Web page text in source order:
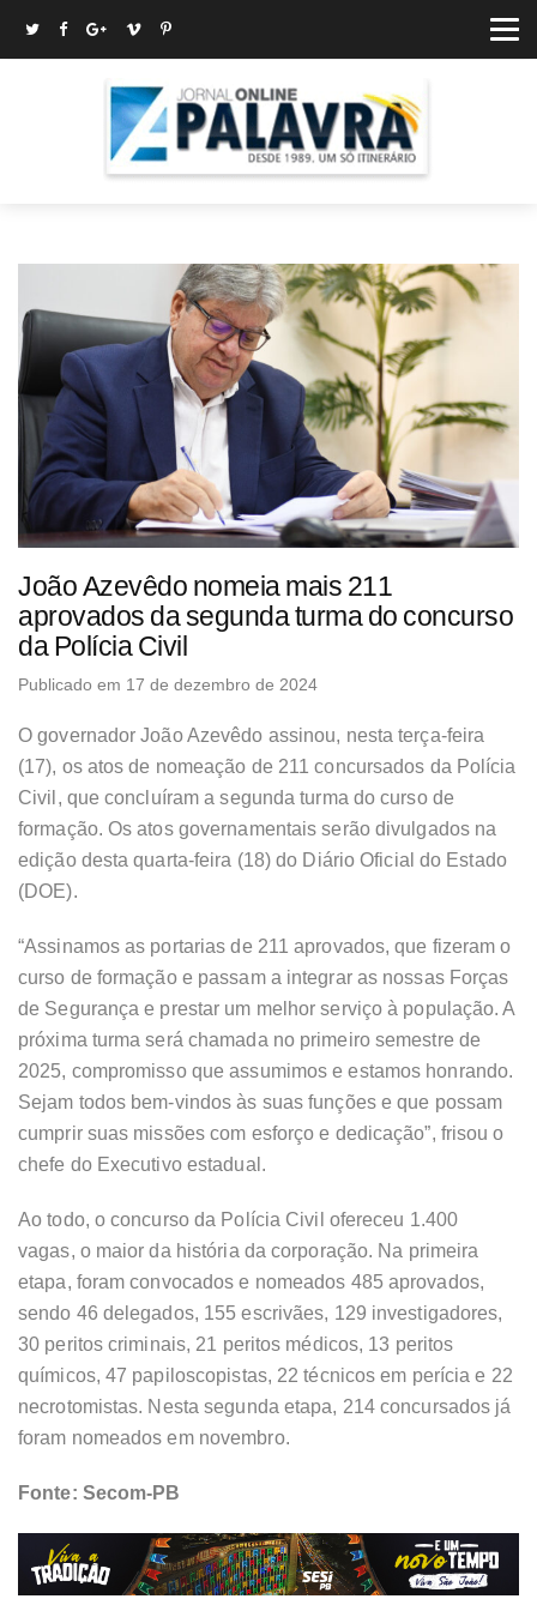
João Azevêdo nomeia mais 211
aprovados da segunda turma do concurso
da Polícia Civil
Publicado em 17 de dezembro de 2024
O governador João Azevêdo assinou, nesta terça-feira
(17), os atos de nomeação de 211 concursados da Polícia
Civil, que concluíram a segunda turma do curso de
formação. Os atos governamentais serão divulgados na
edição desta quarta-feira (18) do Diário Oficial do Estado
(DOE).
“Assinamos as portarias de 211 aprovados, que fizeram o
curso de formação e passam a integrar as nossas Forças
de Segurança e prestar um melhor serviço à população. A
próxima turma será chamada no primeiro semestre de
2025, compromisso que assumimos e estamos honrando.
Sejam todos bem-vindos às suas funções e que possam
cumprir suas missões com esforço e dedicação”, frisou o
chefe do Executivo estadual.
Ao todo, o concurso da Polícia Civil ofereceu 1.400
vagas, o maior da história da corporação. Na primeira
etapa, foram convocados e nomeados 485 aprovados,
sendo 46 delegados, 155 escrivães, 129 investigadores,
30 peritos criminais, 21 peritos médicos, 13 peritos
químicos, 47 papiloscopistas, 22 técnicos em perícia e 22
necrotomistas. Nesta segunda etapa, 214 concursados já
foram nomeados em novembro.
Fonte: Secom-PB